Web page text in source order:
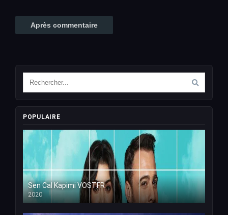
POPULAIRE
Sen Cal Kapimi VOSTFR
2020